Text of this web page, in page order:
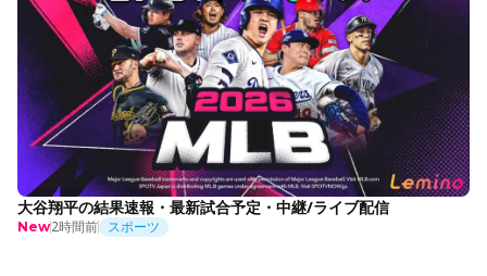
大谷翔平の結果速報・最新試合予定・中継/ライブ配信
New2時間前 スポーツ